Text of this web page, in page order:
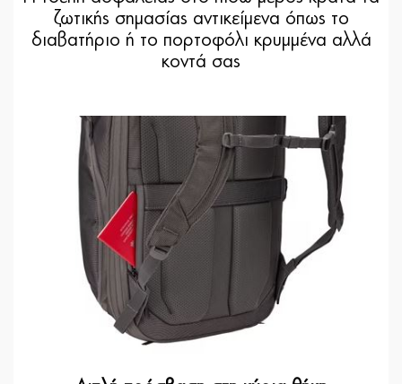
ζωτικής σημασίας αντικείμενα όπως το
διαβατήριο ή το πορτοφόλι κρυμμένα αλλά
κοντά σας